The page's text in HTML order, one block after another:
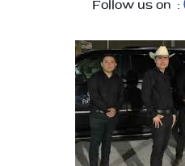
Follow us on :